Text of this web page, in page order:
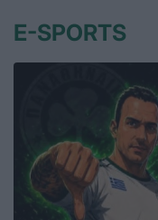
E-SPORTS